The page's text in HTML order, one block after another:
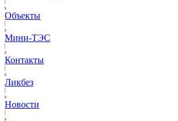
Объекты
Mини-ТЭС
Контакты
Ликбез
Новости